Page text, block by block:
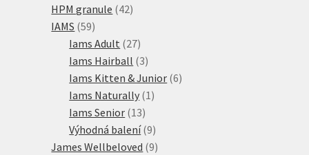
HPM granule 4242
IAMS 5959
produktů
Iams Adult 2727
produktů
Iams Hairball 33
produkty
Iams Kitten & Junior 66
Iams Naturally 1 1
Iams Senior 1313
produktů
Výhodná balení 99
produktů
James Wellbeloved 99